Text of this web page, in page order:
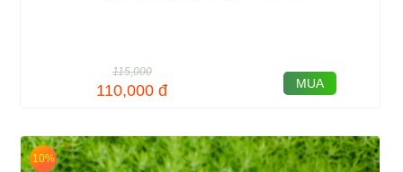
115,000
110,000đ MUA
10%